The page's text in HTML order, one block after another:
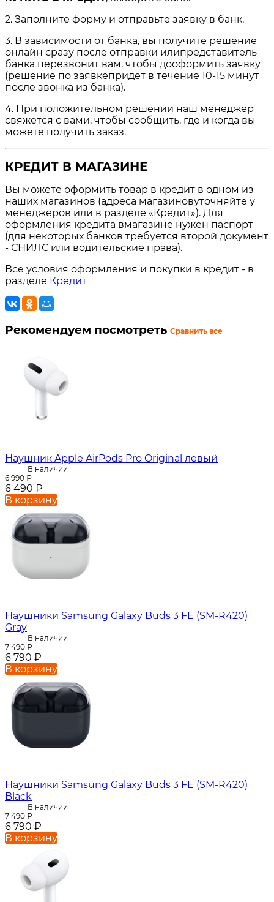
2. Заполните форму и отправьте заявку в банк.
3. В зависимости от банка, вы получите решение
онлайн сразу после отправки илипредставитель
банка перезвонит вам, чтобы дооформить заявку
(решение по заявкепридет в течение 10-15 минут
после звонка из банка).
4. При положительном решении наш менеджер
свяжется с вами, чтобы сообщить, где и когда вы
можете получить заказ.
КРЕДИТ В МАГАЗИНЕ
Вы можете оформить товар в кредит в одном из
наших магазинов (адреса магазиновуточняйте у
менеджеров или в разделе «Кредит»). Для
оформления кредита вмагазине нужен паспорт
(для некоторых банков требуется второй документ
- СНИЛС или водительские права).
Все условия оформления и покупки в кредит - в
разделе Кредит
Рекомендуем посмотреть Сравнить все
Наушник Apple AirPods Pro Original левый
В наличии
6 990 ₽
6 490 ₽
В корзину
Наушники Samsung Galaxy Buds 3 FE (SM-R420)
Gray
В наличии
7 490 ₽
6 790 ₽
В корзину
Наушники Samsung Galaxy Buds 3 FE (SM-R420)
Black
В наличии
7 490 ₽
6 790 ₽
В корзину